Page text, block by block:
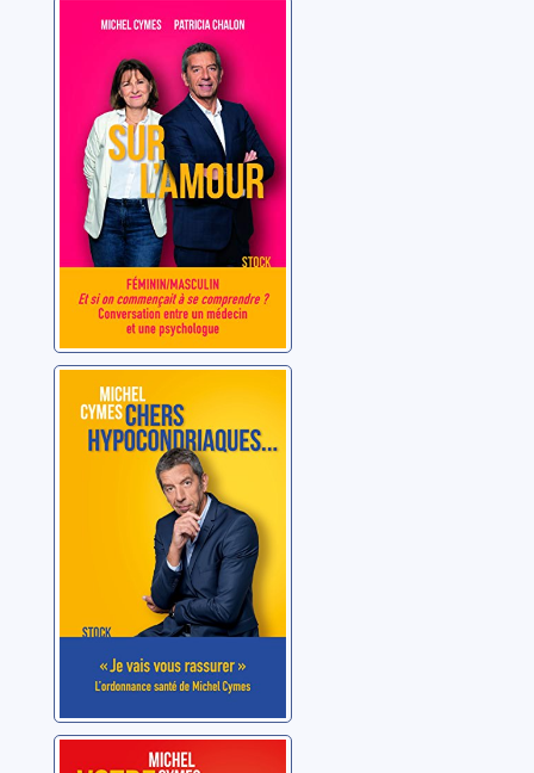
Sur l'amour
Cymes, Michel
Chers
hypocondriaques...
Cymes, Michel
Votre cerveau